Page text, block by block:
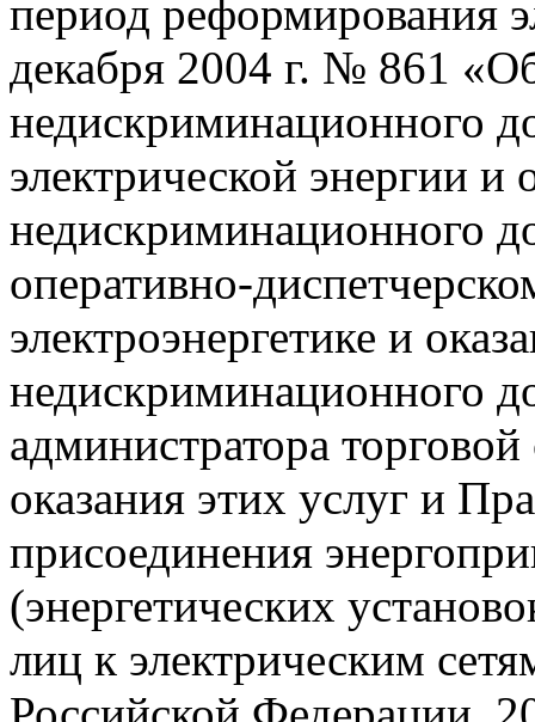
период реформирования
декабря 2004 г. № 861
недискриминационного
электрической энергии и
недискриминационного
оперативно-
электроэнергетике и
недискриминационного
администратора
оказания этих услуг и
присоединения
(энергетических
лиц к электрическим